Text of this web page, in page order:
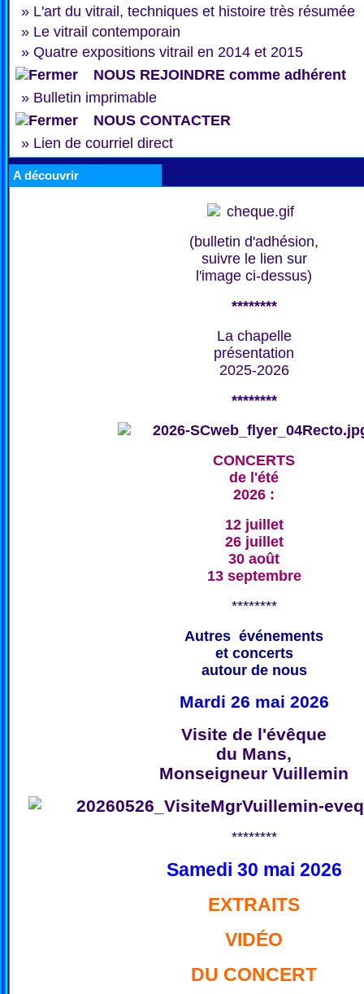
» L'art du vitrail, techniques et histoire très résumée
» Le vitrail contemporain
» Quatre expositions vitrail en 2014 et 2015
NOUS REJOINDRE comme adhérent
» Bulletin imprimable
NOUS CONTACTER
» Lien de courriel direct
A découvrir
(bulletin d'adhésion,
suivre le lien sur
l'image ci-dessus)
********
La chapelle
présentation
2025-2026
********
CONCERTS
de l'été
2026 :
12 juillet
26 juillet
30 août
13 septembre
********
Autres événements
et concerts
autour de nous
Mardi 26 mai 2026
Visite de l'évêque
du Mans,
Monseigneur Vuillemin
********
Samedi 30 mai 2026
EXTRAITS
VIDÉO
DU CONCERT